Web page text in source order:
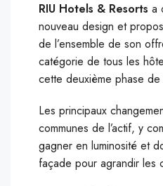
RIU Hotels & Resorts a
nouveau design et
de l’ensemble de son
catégorie de tous les
cette deuxième phase de
Les principaux
communes de l’actif, y
gagner en luminosité et
façade pour agrandir les